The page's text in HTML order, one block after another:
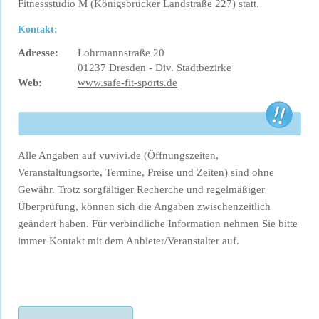
Fitnessstudio M (Königsbrücker Landstraße 227) statt.
Kontakt:
Adresse:
Lohrmannstraße 20
01237 Dresden - Div. Stadtbezirke
Web:
www.safe-fit-sports.de
Alle Angaben auf vuvivi.de (Öffnungszeiten,
Veranstaltungsorte, Termine, Preise und Zeiten) sind ohne
Gewähr. Trotz sorgfältiger Recherche und regelmäßiger
Überprüfung, können sich die Angaben zwischenzeitlich
geändert haben. Für verbindliche Information nehmen Sie bitte
immer Kontakt mit dem Anbieter/Veranstalter auf.